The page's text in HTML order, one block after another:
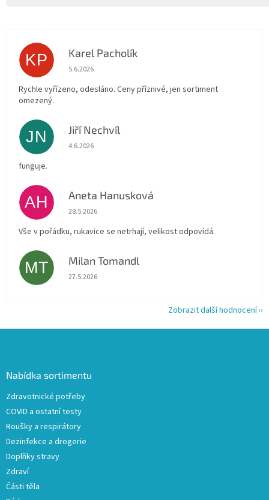
KP Karel Pacholík
Hodnocení obchodu je 4 z 5 hvězdiček.
5.6.2026
Rychle vyřízeno, odesláno. Ceny příznivé, jen sortiment
omezený.
JN Jiří Nechvíl
Hodnocení obchodu je 5 z 5 hvězdiček.
4.6.2026
funguje.
AH Aneta Hanusková
Hodnocení obchodu je 5 z 5 hvězdiček.
28.5.2026
Vše v pořádku, rukavice se netrhají, velikost odpovídá.
MT Milan Tomandl
Hodnocení obchodu je 5 z 5 hvězdiček.
27.5.2026
Zobrazit další hodnocení
Nabídka sortimentu
Zdravotnické potřeby
COVID a ostatní testy
Roušky a respirátory
Dezinfekce a drogerie
Doplňky stravy
Zdraví
Části těla